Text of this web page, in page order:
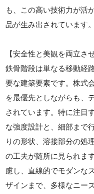
も、この高い技術力が活
品が生み出されています。
【安全性と美観を両立さ
鉄骨階段は単なる移動経
要な建築要素です。株式
を最優先としながらも、
されています。特に注目
な強度設計と、細部まで
りの形状、溶接部分の処
の工夫が随所に見られま
慮し、直線的でモダンな
ザインまで、多様なニー